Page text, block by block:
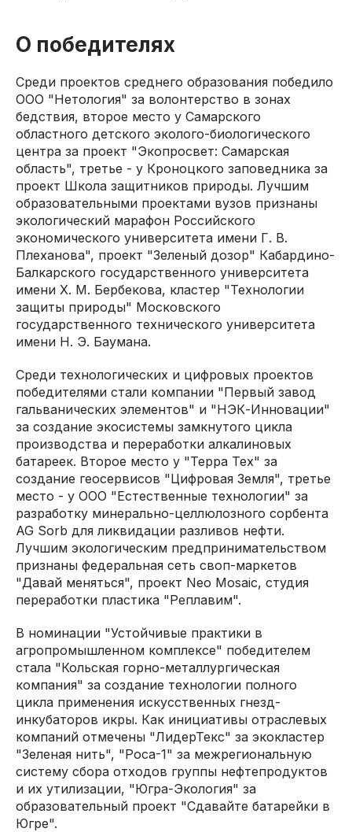
О победителях
Среди проектов среднего образования победило
ООО "Нетология" за волонтерство в зонах
бедствия, второе место у Самарского
областного детского эколого-биологического
центра за проект "Экопросвет: Самарская
область", третье - у Кроноцкого заповедника за
проект Школа защитников природы. Лучшим
образовательными проектами вузов признаны
экологический марафон Российского
экономического университета имени Г. В.
Плеханова", проект "Зеленый дозор" Кабардино-
Балкарского государственного университета
имени Х. М. Бербекова, кластер "Технологии
защиты природы" Московского
государственного технического университета
имени Н. Э. Баумана.
Среди технологических и цифровых проектов
победителями стали компании "Первый завод
гальванических элементов" и "НЭК-Инновации"
за создание экосистемы замкнутого цикла
производства и переработки алкалиновых
батареек. Второе место у "Терра Тех" за
создание геосервисов "Цифровая Земля", третье
место - у ООО "Естественные технологии" за
разработку минерально-целлюлозного сорбента
AG Sorb для ликвидации разливов нефти.
Лучшим экологическим предпринимательством
признаны федеральная сеть своп-маркетов
"Давай меняться", проект Neo Mosaic, студия
переработки пластика "Реплавим".
В номинации "Устойчивые практики в
агропромышленном комплексе" победителем
стала "Кольская горно-металлургическая
компания" за создание технологии полного
цикла применения искусственных гнезд-
инкубаторов икры. Как инициативы отраслевых
компаний отмечены "ЛидерТекс" за экокластер
"Зеленая нить", "Роса-1" за межрегиональную
систему сбора отходов группы нефтепродуктов
и их утилизации, "Югра-Экология" за
образовательный проект "Сдавайте батарейки в
Югре".